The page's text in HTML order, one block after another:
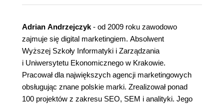
Adrian Andrzejczyk - od 2009 roku zawodowo
zajmuje się digital marketingiem. Absolwent
Wyższej Szkoły Informatyki i Zarządzania
i Uniwersytetu Ekonomicznego w Krakowie.
Pracował dla największych agencji marketingowych
obsługując znane polskie marki. Zrealizował ponad
100 projektów z zakresu SEO, SEM i analityki. Jego